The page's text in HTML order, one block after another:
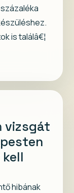
is találâ€¦
vizsgát
hibának